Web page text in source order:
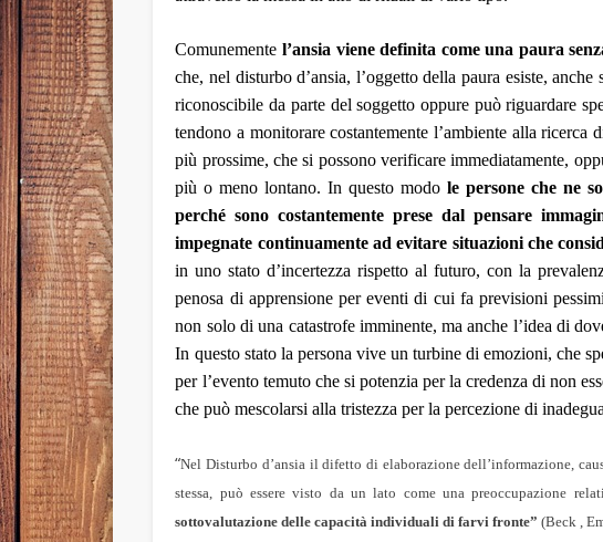
Comunemente l’ansia viene definita come una paura
che, nel disturbo d’ansia, l’oggetto della paura esiste, anche
riconoscibile da parte del soggetto oppure può riguardare
tendono a monitorare costantemente l’ambiente alla ricerca
più prossime,che si possono verificareimmediatamente,
più o meno lontano.In questo modole persone che ne
perché sono costantemente prese dal pensare
impegnate continuamente ad evitare situazioni che
in uno stato d’incertezza rispetto al futuro, con la
penosa di apprensione per eventi di cui fa previsioni
non solo di una catastrofe imminente, ma anche l’idea di
In questo stato la persona vive un turbine di emozioni, che
per l’evento temuto che si potenzia per la credenza di non
che può mescolarsi alla tristezza per la percezione di
“Nel Disturbo d’ansia il difetto di elaborazione dell’informazione,
stessa, può essere visto da un lato come una preoccupazione
sottovalutazione delle capacità individuali di farvi fronte”(Beck ,